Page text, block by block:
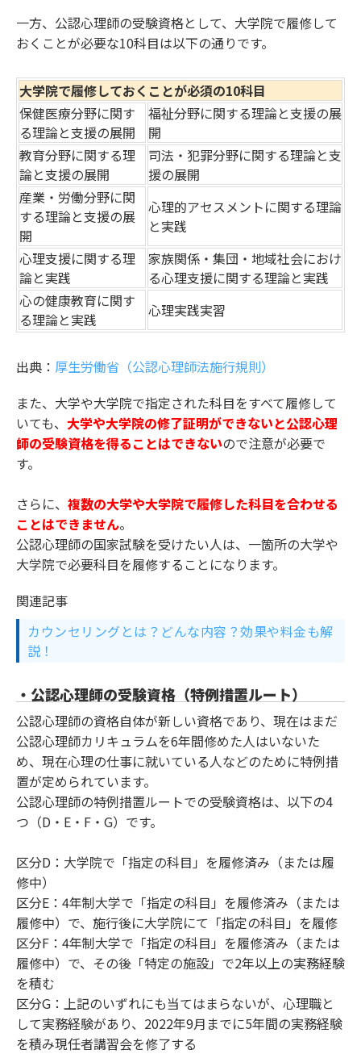
一方、公認心理師の受験資格として、大学院で履修して
おくことが必要な10科目は以下の通りです。
大学院で履修しておくことが必須の10科目
保健医療分野に関す
る理論と支援の展開
福祉分野に関する理論と支援の展
開
教育分野に関する理
論と支援の展開
司法・犯罪分野に関する理論と支
援の展開
産業・労働分野に関
する理論と支援の展
開
心理的アセスメントに関する理論
と実践
心理支援に関する理
論と実践
家族関係・集団・地域社会におけ
る心理支援に関する理論と実践
心の健康教育に関す
る理論と実践
心理実践実習
出典： 厚生労働省（公認心理師法施行規則）
また、大学や大学院で指定された科目をすべて履修して
いても、 大学や大学院の修了証明ができないと公認心理
師の受験資格を得ることはできないので注意が必要で
す。
さらに、 複数の大学や大学院で履修した科目を合わせる
ことはできません。
公認心理師の国家試験を受けたい人は、一箇所の大学や
大学院で必要科目を履修することになります。
関連記事
カウンセリングとは？どんな内容？効果や料金も解
説！
・公認心理師の受験資格（特例措置ルート）
公認心理師の資格自体が新しい資格であり、現在はまだ
公認心理師カリキュラムを6年間修めた人はいないた
め、現在心理の仕事に就いている人などのために特例措
置が定められています。
公認心理師の特例措置ルートでの受験資格は、以下の4
つ（D・E・F・G）です。
区分D：大学院で「指定の科目」を履修済み（または履
修中）
区分E：4年制大学で「指定の科目」を履修済み（または
履修中）で、施行後に大学院にて「指定の科目」を履修
区分F：4年制大学で「指定の科目」を履修済み（または
履修中）で、その後「特定の施設」で2年以上の実務経験
を積む
区分G：上記のいずれにも当てはまらないが、心理職と
して実務経験があり、2022年9月までに5年間の実務経験
を積み現任者講習会を修了する